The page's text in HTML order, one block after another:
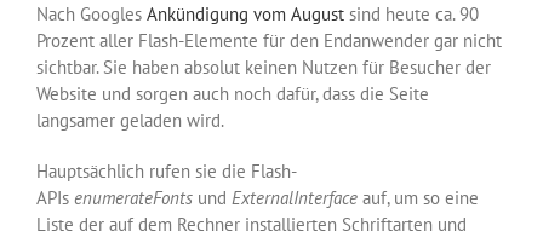
Nach Googles Ankündigung vom August sind heute ca. 90
Prozent aller Flash-Elemente für den Endanwender gar nicht
sichtbar. Sie haben absolut keinen Nutzen für Besucher der
Website und sorgen auch noch dafür, dass die Seite
langsamer geladen wird.
Hauptsächlich rufen sie die Flash-
APIs enumerateFonts und ExternalInterface auf, um so eine
Liste der auf dem Rechner installierten Schriftarten und